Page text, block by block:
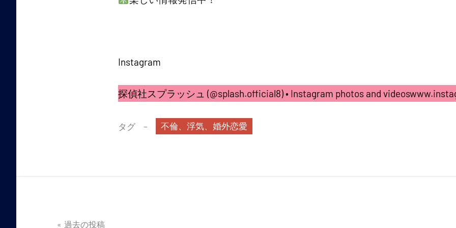
Instagram
探偵社スプラッシュ (@splash.official8) • Instagram photos and
タグ 不倫、浮気、婚外恋愛
過去の投稿